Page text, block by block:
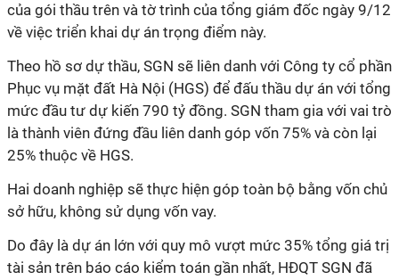
của gói thầu trên và tờ trình của tổng giám đốc ngày 9/12
về việc triển khai dự án trọng điểm này.
Theo hồ sơ dự thầu, SGN sẽ liên danh với Công ty cổ phần
Phục vụ mặt đất Hà Nội (HGS) để đấu thầu dự án với tổng
mức đầu tư dự kiến 790 tỷ đồng. SGN tham gia với vai trò
là thành viên đứng đầu liên danh góp vốn 75% và còn lại
25% thuộc về HGS.
Hai doanh nghiệp sẽ thực hiện góp toàn bộ bằng vốn chủ
sở hữu, không sử dụng vốn vay.
Do đây là dự án lớn với quy mô vượt mức 35% tổng giá trị
tài sản trên báo cáo kiểm toán gần nhất, HĐQT SGN đã